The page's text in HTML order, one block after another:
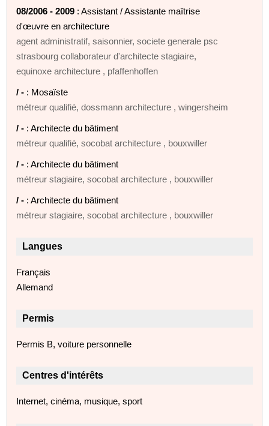
08/2006 - 2009 : Assistant / Assistante maîtrise
d'œuvre en architecture
agent administratif, saisonnier, societe generale psc
strasbourg collaborateur d'architecte stagiaire,
equinoxe architecture , pfaffenhoffen
/ - : Mosaïste
métreur qualifié, dossmann architecture , wingersheim
/ - : Architecte du bâtiment
métreur qualifié, socobat architecture , bouxwiller
/ - : Architecte du bâtiment
métreur stagiaire, socobat architecture , bouxwiller
/ - : Architecte du bâtiment
métreur stagiaire, socobat architecture , bouxwiller
Langues
Français
Allemand
Permis
Permis B, voiture personnelle
Centres d'intérêts
Internet, cinéma, musique, sport